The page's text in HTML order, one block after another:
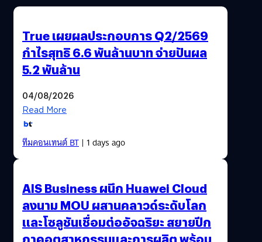
True เผยผลประกอบการ Q2/2569
กำไรสุทธิ 6.6 พันล้านบาท จ่ายปันผล
5.2 พันล้าน
04/08/2026
Read More
ทีมคอนเทนต์ BT| 1 days ago
AIS Business ผนึก Huawei Cloud
ลงนาม MOU ผสานคลาวด์ระดับโลก
และโซลูชันเชื่อมต่ออัจฉริยะ สยายปีก